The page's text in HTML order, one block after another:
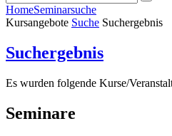
HomeSeminarsuche
Kursangebote Suche Suchergebnis
Suchergebnis
Es wurden folgende Kurse/
Seminare